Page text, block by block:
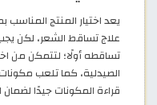
يعد اختيار المنتج
علاج تساقط الشعر، لكن
تساقطه أولًا؛ لتتمكن من
الصيدلية، كما تلعب
قراءة المكونات جيدًا لضمان